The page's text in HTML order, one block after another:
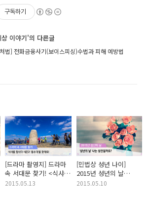
구독하기
이야기'의 다른글
법] 전화금융사기(보이스피싱)수법과 피해 예방법
[드라마 촬영지] 드라마
속 서대문 찾기! <식샤를
합시다2>촬영장소!
2015.05.13
[민법상 성년 나이]
2015년 성년의 날
나이는 어떻게 될까요?
2015.05.10